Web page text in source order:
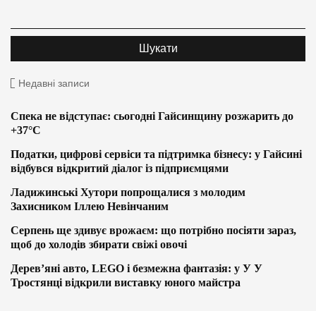
Недавні записи
Спека не відступає: сьогодні Гайсинщину розжарить до
+37°C
Податки, цифрові сервіси та підтримка бізнесу: у Гайсині
відбувся відкритий діалог із підприємцями
Ладижинські Хутори попрощалися з молодим
Захисником Іллею Невінчаним
Серпень ще здивує врожаєм: що потрібно посіяти зараз,
щоб до холодів збирати свіжі овочі
Дерев’яні авто, LEGO і безмежна фантазія: у У У
Тростянці відкрили виставку юного майстра